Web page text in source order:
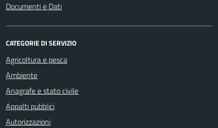
Documenti e Dati
CATEGORIE DI SERVIZIO
Agricoltura e pesca
Ambiente
Anagrafe e stato civile
Appalti pubblici
Autorizzazioni